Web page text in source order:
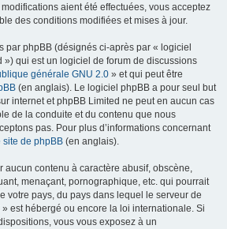
aient été effectuées, vous acceptez
des conditions modifiées et mises à jour.
par phpBB (désignés ci-après par « logiciel
») qui est un logiciel de forum de discussions
générale GNU 2.0 » et qui peut être
(en anglais). Le logiciel phpBB a pour seul but
internet et phpBB Limited ne peut en aucun cas
de la conduite et du contenu que nous
pas. Pour plus d’informations concernant
site de phpBB (en anglais).
aucun contenu à caractère abusif, obscène,
menaçant, pornographique, etc. qui pourrait
votre pays, du pays dans lequel le serveur de
est hébergé ou encore la loi internationale. Si
vous vous exposez à un